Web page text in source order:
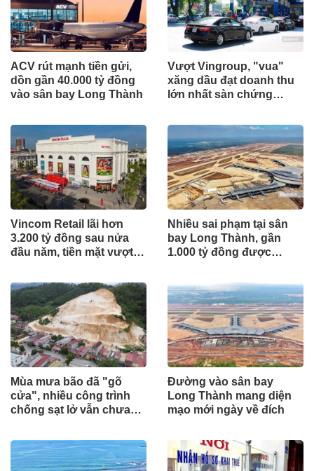
ACV rút mạnh tiền gửi,
dồn gần 40.000 tỷ đồng
vào sân bay Long Thành
Vượt Vingroup, "vua"
xăng dầu đạt doanh thu
lớn nhất sàn chứng
Vincom Retail lãi hơn
3.200 tỷ đồng sau nửa
đầu năm, tiền mặt vượt
Nhiều sai phạm tại sân
bay Long Thành, gần
1.000 tỷ đồng được
Mùa mưa bão đã "gõ
cửa", nhiều công trình
chống sạt lở vẫn chưa
Đường vào sân bay
Long Thành mang diện
mạo mới ngày về đích